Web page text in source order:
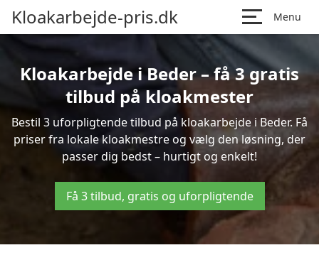
Kloakarbejde-pris.dk Menu
Kloakarbejde i Beder – få 3 gratis
tilbud på kloakmester
Bestil 3 uforpligtende tilbud på kloakarbejde i Beder. Få
priser fra lokale kloakmestre og vælg den løsning, der
passer dig bedst – hurtigt og enkelt!
Få 3 tilbud, gratis og uforpligtende